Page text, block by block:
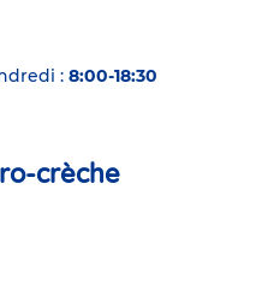
: 8:00-18:30
crèche